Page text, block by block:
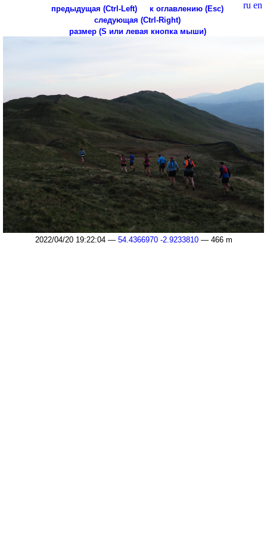
ru en
предыдущая (Ctrl-Left)
к оглавлению (Esc)
следующая (Ctrl-Right)
размер (S или левая кнопка мыши)
2022/04/20 19:22:04 — 54.4366970 -2.9233810— 466 m